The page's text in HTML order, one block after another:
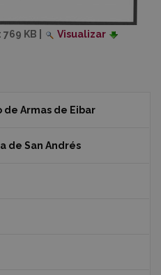
769 KB
Visualizar
de Armas de Eibar
de San Andrés